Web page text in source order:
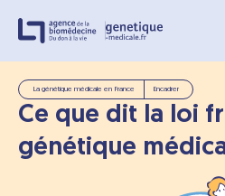
La génétique médicale en France Encadrer
Ce que dit la loi
génétique